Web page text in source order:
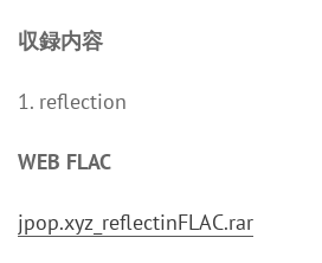
収録内容
1. reflection
WEB FLAC
jpop.xyz_reflectinFLAC.rar